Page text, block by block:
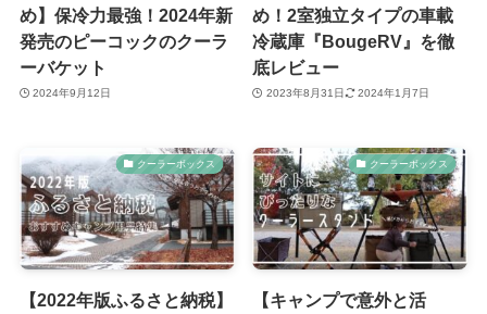
め】保冷力最強！2024年新
発売のピーコックのクーラ
ーバケット
2024年9月12日
め！2室独立タイプの車載
冷蔵庫『BougeRV』を徹
底レビュー
2023年8月31日 2024年1月7日
クーラーボックス
【2022年版ふるさと納税】
クーラーボックス
【キャンプで意外と活